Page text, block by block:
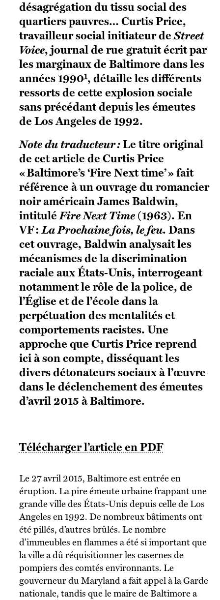
désagrégation du tissu social des
quartiers pauvres… Curtis Price,
travailleur social initiateur deStreet
Voice, journal de rue gratuit écrit par
les marginaux de Baltimore dans les
années 19901, détaille les différents
ressorts de cette explosion sociale
sans précédant depuis les émeutes
de Los Angeles de 1992.
Note du traducteur :Le titre original
de cet article de Curtis Price
« Baltimore’s ‘Fire Next time’ » fait
référence à un ouvrage du romancier
noir américain James Baldwin,
intituléFire Next Time (1963). En
VF :La Prochaine fois, le feu. Dans
cet ouvrage, Baldwin analysait les
mécanismes de la discrimination
raciale aux États-Unis, interrogeant
notamment le rôle de la police, de
l’Église et de l’école dans la
perpétuation des mentalités et
comportements racistes. Une
approche que Curtis Price reprend
ici à son compte, disséquant les
divers détonateurs sociaux à l’œuvre
dans le déclenchement des émeutes
d’avril 2015 à Baltimore.
Télécharger l’article en PDF
Le 27 avril 2015, Baltimore est entrée en
éruption. La pire émeute urbaine frappant une
grande ville des États-Unis depuis celle de Los
Angeles en 1992. De nombreux bâtiments ont
été pillés, d’autres brûlés. Le nombre
d’immeubles en flammes a été si important que
la ville a dû réquisitionner les casernes de
pompiers des comtés environnants. Le
gouverneur du Maryland a fait appel à la Garde
nationale, tandis que le maire de Baltimore a